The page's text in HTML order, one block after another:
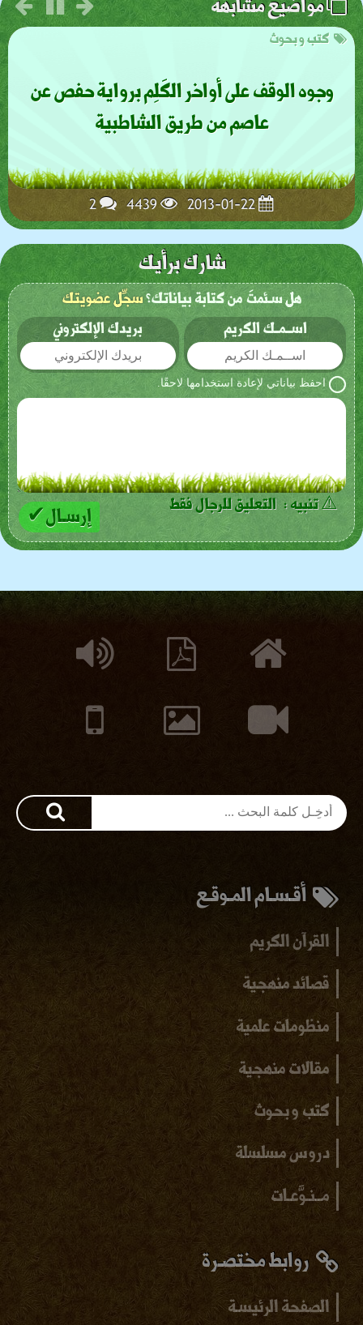
وجوه الوقف على أواخر الكَلِم برواية حفص عن
عاصم من طريق الشاطبية
2013-01-22
4439
كتب و بحوث
شارك برأيك
هل سـئمتَ من كتابة بياناتك؟سجِّل عضويتك
اســمـك الكريم
بريدك الإلكتروني
احفظ بياناتي لإعادة استخدامها لاحقًا.
⚠ تنبيه : التعليق للرجال فقط
أقـسـام المـوقـع
القرآن الكريم
قصائد منهجية
منظومات علمية
مقالات منهجية
كتب و بحوث
دروس مسلسلة
مــنـوَّعـات
روابط مختصـرة
الصفحة الرئيسـة